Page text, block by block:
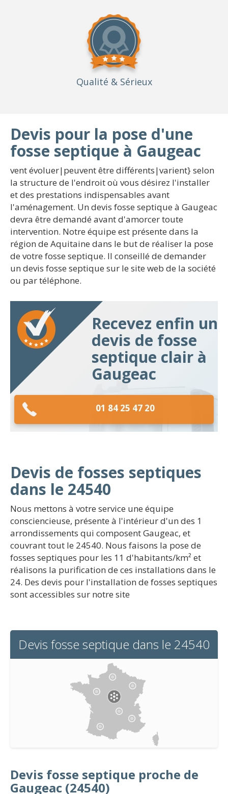
Qualité & Sérieux
Devis pour la pose d'une
fosse septique à Gaugeac
vent évoluer|peuvent être différents|varient} selon
la structure de l'endroit où vous désirez l'installer
et des prestations indispensables avant
l'aménagement. Un devis fosse septique à Gaugeac
devra être demandé avant d'amorcer toute
intervention. Notre équipe est présente dans la
région de Aquitaine dans le but de réaliser la pose
de votre fosse septique. Il conseillé de demander
un devis fosse septique sur le site web de la société
ou par téléphone.
Recevez enfin un
devis de fosse
septique clair à
Gaugeac
01 84 25 47 20
Devis de fosses septiques
dans le 24540
Nous mettons à votre service une équipe
consciencieuse, présente à l'intérieur d'un des 1
arrondissements qui composent Gaugeac, et
couvrant tout le 24540. Nous faisons la pose de
fosses septiques pour les 11 d'habitants/km² et
réalisons la purification de ces installations dans le
24. Des devis pour l'installation de fosses septiques
sont accessibles sur notre site
Devis fosse septique dans le 24540
Devis fosse septique proche de
Gaugeac (24540)